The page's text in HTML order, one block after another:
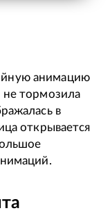
анимацию
не тормозила
в
открывается